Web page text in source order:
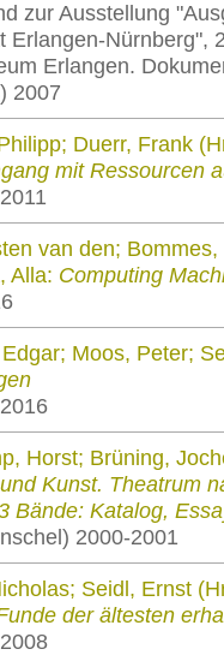
zur Ausstellung
Erlangen-Nürnberg",
Erlangen.
2007
Duerr, Frank
mit Ressourcen
van den;
Alla: Computing
Moos, Peter;
Horst; Brüning,
Kunst. Theatrum
Bände: Katalog,
2000-2001
Seidl, Ernst
der ältesten